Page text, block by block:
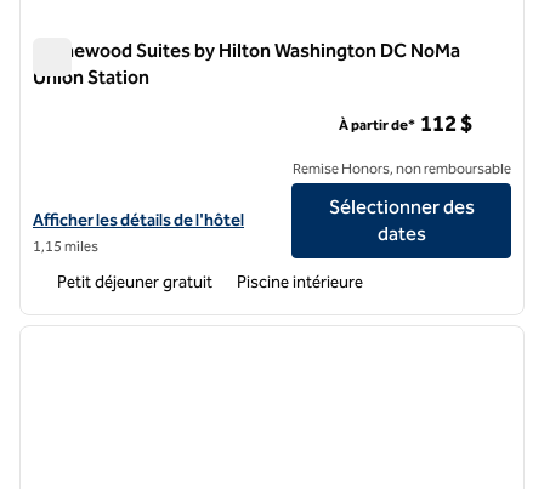
Homewood Suites by Hilton Washington DC NoMa
Union Station
Afficher les détails de l'hôtel Homewood Suites by Hilton
Afficher les détails de l'hôtel
1,15 miles
À partir de* 112 $
Remise Honors, non remboursable
Sélectionner des
dates
Petit déjeuner gratuit Piscine intérieure
1 sur 12